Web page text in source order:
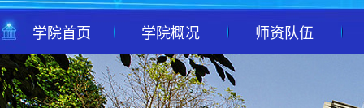
学院首页 学院概况 师资队伍